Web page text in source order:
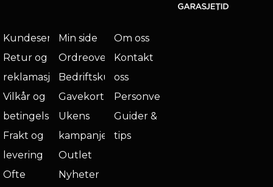
Kundeservice
Retur og
reklamasjon
Vilkår og
betingelser
Frakt og
levering
Ofte
Min side
Ordreoversikt
Bedriftskunde
Gavekort
Ukens
kampanje
Outlet
Nyheter
Om oss
Kontakt
oss
Personvern
Guider &
tips